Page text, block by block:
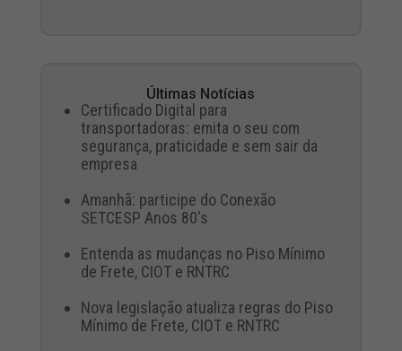
Últimas Notícias
Certificado Digital para
transportadoras: emita o seu com
segurança, praticidade e sem sair da
empresa
Amanhã: participe do Conexão
SETCESP Anos 80's
Entenda as mudanças no Piso Mínimo
de Frete, CIOT e RNTRC
Nova legislação atualiza regras do Piso
Mínimo de Frete, CIOT e RNTRC